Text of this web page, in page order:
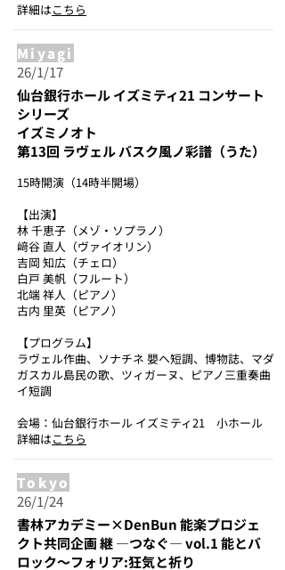
詳細はこちら
Miyagi
26/1/17
仙台銀行ホール イズミティ21 コンサート
シリーズ
イズミノオト
第13回 ラヴェル バスク風ノ彩譜（うた）
15時開演（14時半開場）
【出演】
林 千恵子（メゾ・ソプラノ）
﨑谷 直人（ヴァイオリン）
吉岡 知広（チェロ）
白戸 美帆（フルート）
北端 祥人（ピアノ）
古内 里英（ピアノ）
【プログラム】
ラヴェル作曲、ソナチネ 嬰ヘ短調、博物誌、マダ
ガスカル島民の歌、ツィガーヌ、ピアノ三重奏曲
イ短調
会場：仙台銀行ホール イズミティ21 小ホール
詳細はこちら
Tokyo
26/1/24
書林アカデミー×DenBun 能楽プロジェ
クト共同企画 継 ―つなぐ― vol.1 能とバ
ロック～フォリア:狂気と祈り